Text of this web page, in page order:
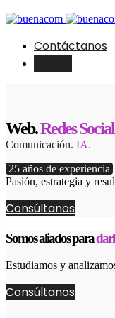
Contáctanos
Web.Redes
Comunicación. IA.
25 años de experiencia
Pasión, estrategia y
Consúltanos
Somos aliados para
Estudiamos y
Consúltanos